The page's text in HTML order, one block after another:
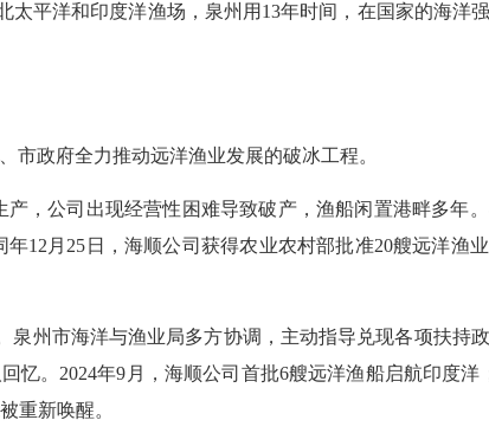
平洋和印度洋渔场，泉州用13年时间，在国家的海洋
政府全力推动远洋渔业发展的破冰工程。
公司出现经营性困难导致破产，渔船闲置港畔多年。
12月25日，海顺公司获得农业农村部批准20艘远洋渔
市海洋与渔业局多方协调，主动指导兑现各项扶持
忆。2024年9月，海顺公司首批6艘远洋渔船启航印度洋
重新唤醒。